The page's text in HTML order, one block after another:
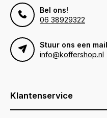
Bel ons!
06 38929322
Stuur ons een
info@koffershop.nl
Klantenservice